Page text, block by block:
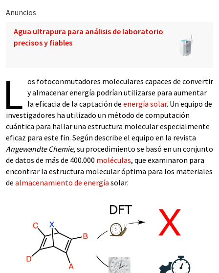
Anuncios
Agua ultrapura para análisis de laboratorio
precisos y fiables
L os fotoconmutadores moleculares capaces de convertir
y almacenar energía podrían utilizarse para aumentar
la eficacia de la captación de energía solar. Un equipo de
investigadores ha utilizado un método de computación
cuántica para hallar una estructura molecular especialmente
eficaz para este fin. Según describe el equipo en la revista
Angewandte Chemie, su procedimiento se basó en un conjunto
de datos de más de 400.000 moléculas, que examinaron para
encontrar la estructura molecular óptima para los materiales
de almacenamiento de energía solar.